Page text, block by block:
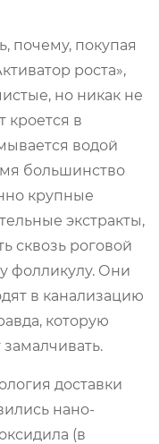
почему, покупая
роста»,
но никак не
кроется в
водой
большинство
крупные
экстракты,
сквозь роговой
фолликулу. Они
в канализацию
которую
доставки
нано-
(в